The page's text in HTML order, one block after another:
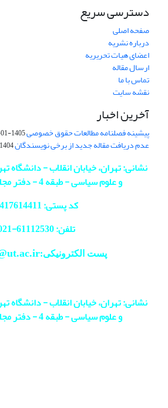
دسترسی سریع
صفحه اصلی
درباره نشریه
اعضای هیات تحریریه
ارسال مقاله
تماس با ما
نقشه سایت
آخرین اخبار
پیشینه فصلنامه مطالعات حقوق خصوصی1405-01-01
عدم دریافت مقاله جدید از برخی نویسندگان1404-03-20
نشانی: تهران، خیابان انقلاب -
و علوم سیاسی - طبقه 4 - دفتر مجله - اتاق 413
کد پستی: 1417614411
تلفن: 61112530-
پست الکترونیکی:lawmag
نشانی: تهران، خیابان انقلاب -
و علوم سیاسی - طبقه 4 - دفتر مجله - اتاق 413